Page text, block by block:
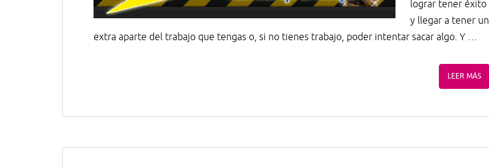
lograr tener éxito
y llegar a tener un
extra aparte del trabajo que tengas o, si no tienes trabajo, poder intentar sacar algo. Y …
LEER MÁS